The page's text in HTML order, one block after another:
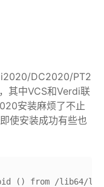
DC2020/PT2
其中VCS和Verdi联
安装麻烦了不止
使安装成功有些也
() from /lib64/